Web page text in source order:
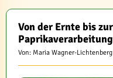
Von der Ernte bis
Paprikaverarbeitung
Von: Maria Wagner-Lichtenberg